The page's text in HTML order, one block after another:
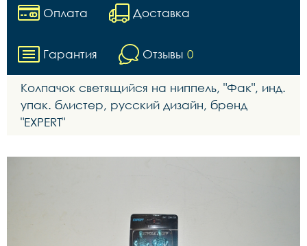
Оплата Доставка
Гарантия Отзывы 0
Колпачок светящийся на ниппель, "Фак", инд.
упак. блистер, русский дизайн, бренд
"EXPERT"